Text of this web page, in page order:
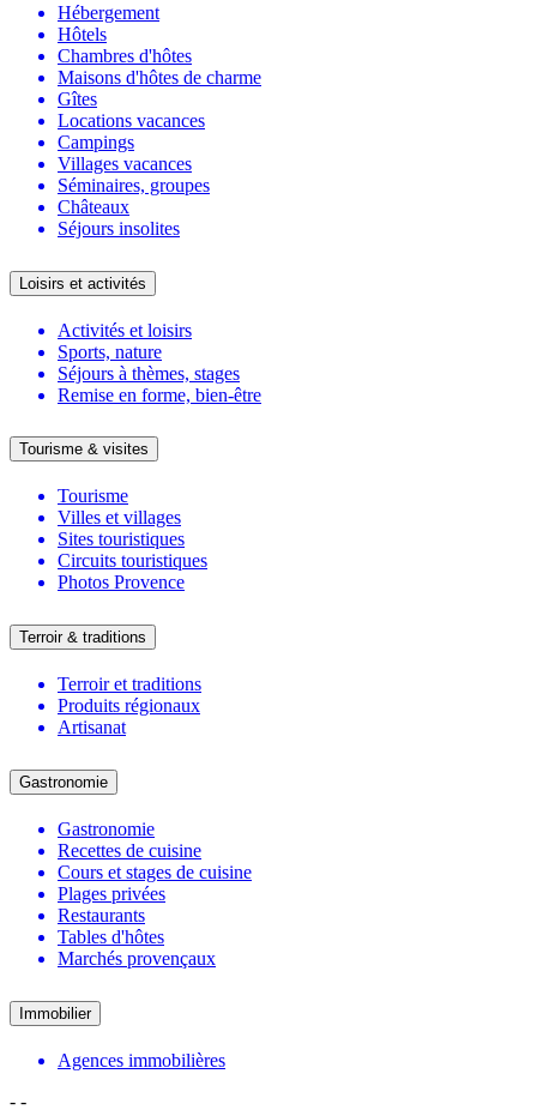
Hébergement
Hôtels
Chambres d'hôtes
Maisons d'hôtes de charme
Gîtes
Locations vacances
Campings
Villages vacances
Séminaires, groupes
Châteaux
Séjours insolites
Loisirs et activités
Activités et loisirs
Sports, nature
Séjours à thèmes, stages
Remise en forme, bien-être
Tourisme & visites
Tourisme
Villes et villages
Sites touristiques
Circuits touristiques
Photos Provence
Terroir & traditions
Terroir et traditions
Produits régionaux
Artisanat
Gastronomie
Gastronomie
Recettes de cuisine
Cours et stages de cuisine
Plages privées
Restaurants
Tables d'hôtes
Marchés provençaux
Immobilier
Agences immobilières
- -